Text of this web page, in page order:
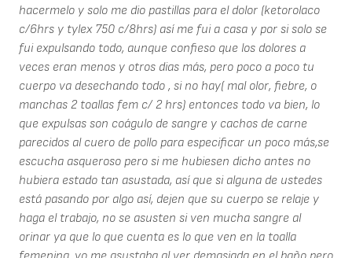
hacermelo y solo me dio pastillas para el dolor (ketorolaco
c/6hrs y tylex 750 c/8hrs) así me fui a casa y por si solo se
fui expulsando todo, aunque confieso que los dolores a
veces eran menos y otros dias más, pero poco a poco tu
cuerpo va desechando todo , si no hay( mal olor, fiebre, o
manchas 2 toallas fem c/ 2 hrs) entonces todo va bien, lo
que expulsas son coágulo de sangre y cachos de carne
parecidos al cuero de pollo para especificar un poco más,se
escucha asqueroso pero si me hubiesen dicho antes no
hubiera estado tan asustada, así que si alguna de ustedes
está pasando por algo así, dejen que su cuerpo se relaje y
haga el trabajo, no se asusten si ven mucha sangre al
orinar ya que lo que cuenta es lo que ven en la toalla